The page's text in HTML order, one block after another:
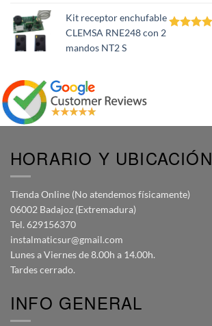
Kit receptor enchufable
CLEMSA RNE248 con 2
mandos NT2 S
HORARIO Y UBICACIÓN
Tienda Online (No atendemos físicamente)
06002 Badajoz (Extremadura)
Tel. 629156370
instalmaticsur@gmail.com
Lunes a Viernes de 8.00h a 14.00h.
Tardes cerrado.
INFO GENERAL